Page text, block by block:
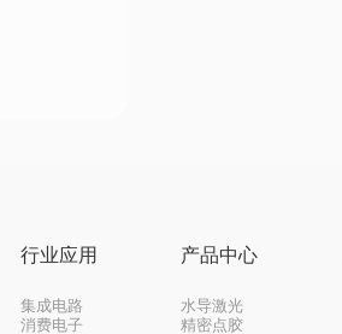
行业应用
集成电路
消费电子
产品中心
水导激光
精密点胶